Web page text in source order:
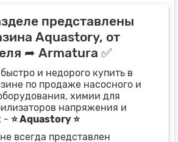
представлены
Aquastory, от
➦ Armatura ✅
и недорого купить в
по продаже насосного и
химии для
напряжения и
- ⭐ Aquastory ⭐
всегда представлен